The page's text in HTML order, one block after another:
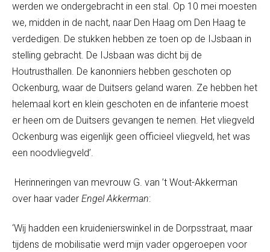
werden we ondergebracht in een stal. Op 10 mei moesten
we, midden in de nacht, naar Den Haag om Den Haag te
verdedigen. De stukken hebben ze toen op de IJsbaan in
stelling gebracht. De IJsbaan was dicht bij de
Houtrusthallen. De kanonniers hebben geschoten op
Ockenburg, waar de Duitsers geland waren. Ze hebben het
helemaal kort en klein geschoten en de infanterie moest
er heen om de Duitsers gevangen te nemen. Het vliegveld
Ockenburg was eigenlijk geen officieel vliegveld, het was
een noodvliegveld’.
Herinneringen van mevrouw G. van ’t Wout-Akkerman
over haar vader Engel Akkerman:
‘Wij hadden een kruidenierswinkel in de Dorpsstraat, maar
tijdens de mobilisatie werd mijn vader opgeroepen voor